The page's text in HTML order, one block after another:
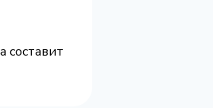
составит